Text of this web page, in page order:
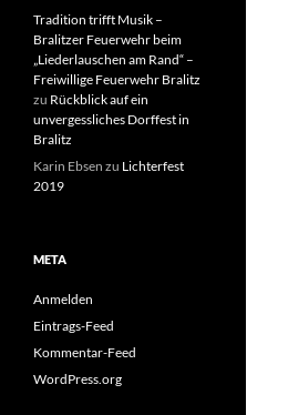
Tradition trifft Musik –
Bralitzer Feuerwehr beim
„Liederlauschen am Rand“ –
Freiwillige Feuerwehr Bralitz
zu Rückblick auf ein
unvergessliches Dorffest in
Bralitz
Karin Ebsen zu Lichterfest
2019
META
Anmelden
Eintrags-Feed
Kommentar-Feed
WordPress.org